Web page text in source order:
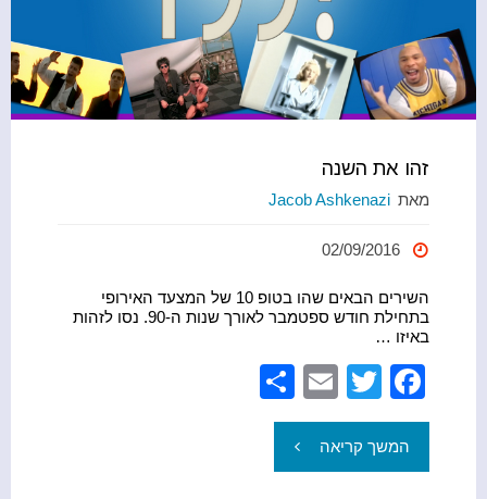
זהו את השנה
מאת Jacob Ashkenazi
02/09/2016
השירים הבאים שהו בטופ 10 של המצעד האירופי
בתחילת חודש ספטמבר לאורך שנות ה-90. נסו לזהות
באיזו …
F
a
c
T
wi
tt
E
m
ail
המשך קריאה "זהו